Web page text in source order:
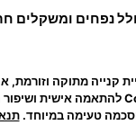
טעימה במיוחד.